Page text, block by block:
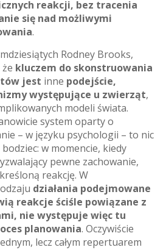
reakcji, bez tracenia
się nad możliwymi
.
Rodney Brooks,
kluczem do skonstruowania
jest inne podejście,
występujące u zwierząt,
modeli świata.
system oparty o
– w języku psychologii – to nic
w momencie, kiedy
pewne zachowanie,
reakcję. W
działania podejmowane
reakcje ściśle powiązane z
nie występuje więc tu
planowania. Oczywiście
lecz całym repertuarem